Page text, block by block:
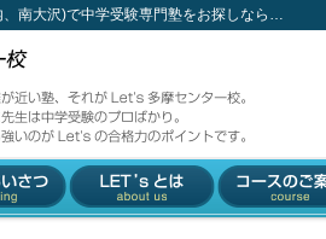
南大沢)で中学受験専門塾をお探しなら…
です。